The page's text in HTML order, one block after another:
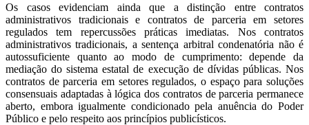
Os casos evidenciam ainda que a distinção entre contratos
administrativos tradicionais e contratos de parceria em setores
regulados tem repercussões práticas imediatas. Nos contratos
administrativos tradicionais, a sentença arbitral condenatória não é
autossuficiente quanto ao modo de cumprimento: depende da
mediação do sistema estatal de execução de dívidas públicas. Nos
contratos de parceria em setores regulados, o espaço para soluções
consensuais adaptadas à lógica dos contratos de parceria permanece
aberto, embora igualmente condicionado pela anuência do Poder
Público e pelo respeito aos princípios publicísticos.